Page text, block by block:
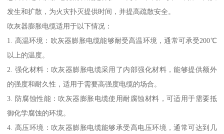
发生和扩散，为火灾扑灭提供时间，并提高疏散安全。
吹灰器膨胀电缆适用于以下情况：
1. 高温环境：吹灰器膨胀电缆能够耐受高温环境，通常可承受200℃
以上的温度。
2. 强化材料：吹灰器膨胀电缆采用了内部强化材料，能够提供额外
的强度和耐久性，适用于需要高强度电缆的场合。
3. 防腐蚀性能：吹灰器膨胀电缆使用耐腐蚀材料，可适用于需要抵
御化学腐蚀的环境。
4. 高压环境：吹灰器膨胀电缆能够承受高电压环境，通常可达到几